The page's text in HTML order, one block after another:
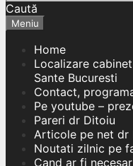
Caută
Meniu
Home
Localizare
Sante Bucuresti
Contact,
Pe youtube –
Pareri dr Ditoiu
Articole pe net dr
Noutati zilnic pe
Cand ar fi